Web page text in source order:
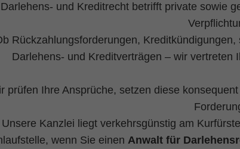
und Kreditrecht betrifft private sowie
Rückzahlungsforderungen,
Darlehens- und Kreditverträgen – wir vertreten
prüfen Ihre Ansprüche, setzen diese
Unsere Kanzlei liegt verkehrsgünstig am
wenn Sie einen Anwalt für
Daten an den Analytics Server übertragen werden.